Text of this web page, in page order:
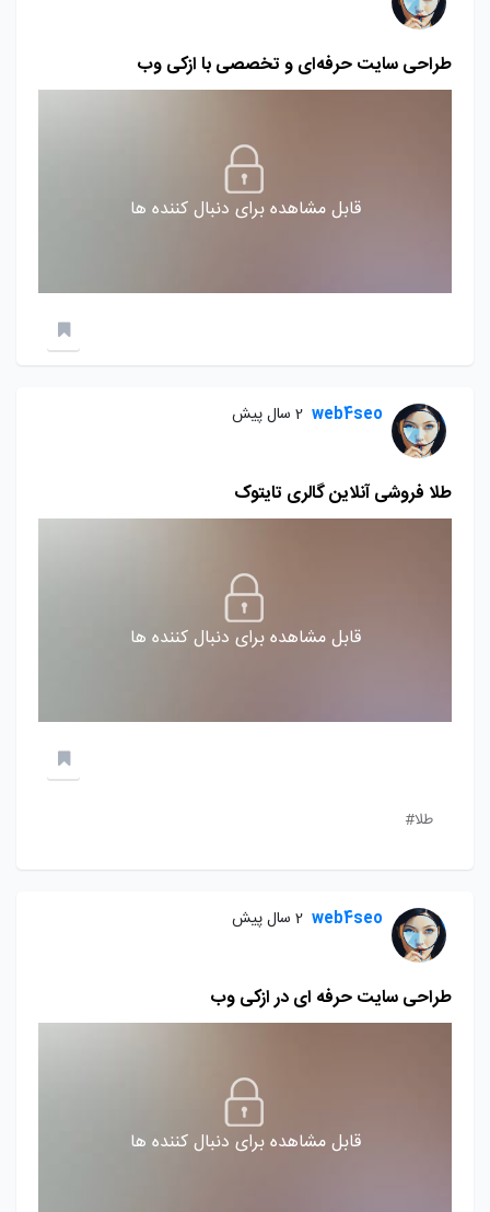
طراحی سایت حرفه‌ای و تخصصی با ازکی وب
قابل مشاهده برای دنبال کننده ها
web4seo 2 سال پیش
طلا فروشی آنلاین گالری تایتوک
قابل مشاهده برای دنبال کننده ها
طلا#
web4seo 2 سال پیش
طراحی سایت حرفه ای در ازکی وب
قابل مشاهده برای دنبال کننده ها